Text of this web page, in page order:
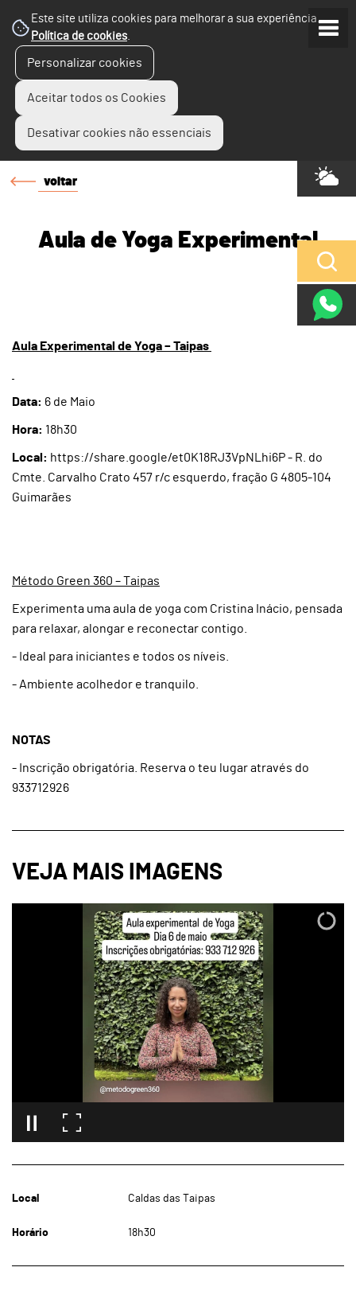
Este site utiliza cookies para melhorar a sua experiência.
Política de cookies.
Personalizar cookies
Aceitar todos os Cookies
Desativar cookies não essenciais
voltar
Aula de Yoga Experimental
Aula Experimental de Yoga – Taipas
Data: 6 de Maio
Hora: 18h30
Local: https://share.google/et0K18RJ3VpNLhi6P - R. do
Cmte. Carvalho Crato 457 r/c esquerdo, fração G 4805-104
Guimarães
Método Green 360 – Taipas
Experimenta uma aula de yoga com Cristina Inácio, pensada
para relaxar, alongar e reconectar contigo.
- Ideal para iniciantes e todos os níveis.
- Ambiente acolhedor e tranquilo.
NOTAS
- Inscrição obrigatória. Reserva o teu lugar através do
933712926
Local Caldas das Taipas
Horário 18h30